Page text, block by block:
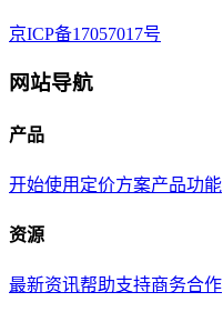
京ICP备17057017号
网站导航
产品
开始使用 定价方案产品功能
资源
最新资讯帮助支持商务合作